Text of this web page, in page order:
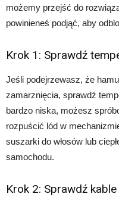
możemy przejść do
powinieneś podjąć, aby
Krok 1: Sprawdź
Jeśli podejrzewasz, że
zamarznięcia, sprawdź
bardzo niska, możesz
rozpuścić lód w
suszarki do włosów lub
samochodu.
Krok 2: Sprawdź